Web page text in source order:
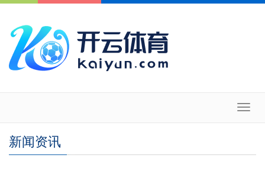
新闻资讯